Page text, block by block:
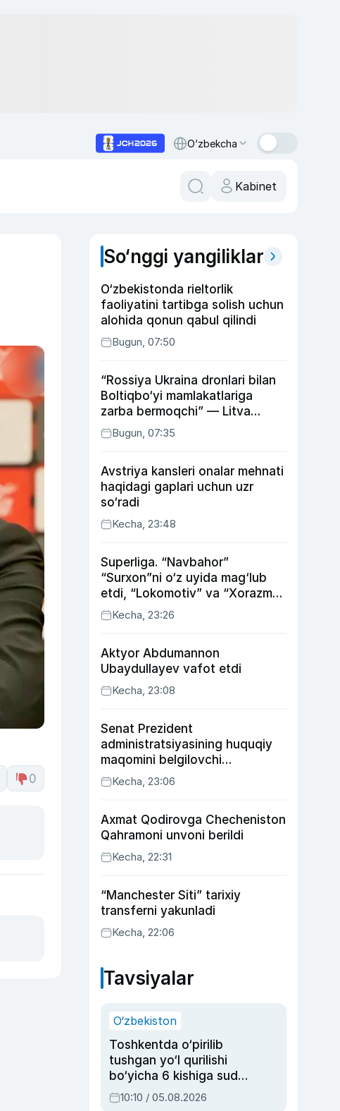
O‘zbekcha
Kabinet
0
So‘nggi yangiliklar
O‘zbekistonda rieltorlik
faoliyatini tartibga solish uchun
alohida qonun qabul qilindi
Bugun, 07:50
“Rossiya Ukraina dronlari bilan
Boltiqbo‘yi mamlakatlariga
zarba bermoqchi” — Litva
mudofaa vaziri
Bugun, 07:35
Avstriya kansleri onalar mehnati
haqidagi gaplari uchun uzr
so‘radi
Kecha, 23:48
Superliga. “Navbahor”
“Surxon”ni o‘z uyida mag‘lub
etdi, “Lokomotiv” va “Xorazm”
uyda g‘alaba qozondi
Kecha, 23:26
Aktyor Abdu­mannon
Ubaydullayev vafot etdi
Kecha, 23:08
Senat Prezident
administratsiyasining huquqiy
maqomini belgilovchi
konstitutsiyaviy qonunni
ma’qulladi
Kecha, 23:06
Axmat Qodirovga Checheniston
Qahramoni unvoni berildi
Kecha, 22:31
“Manchester Siti” tarixiy
transferni yakunladi
Kecha, 22:06
Tavsiyalar
O‘zbekiston
Toshkentda o‘pirilib
tushgan yo‘l qurilishi
bo‘yicha 6 kishiga sud
hukmi o‘qildi
10:10 / 05.08.2026